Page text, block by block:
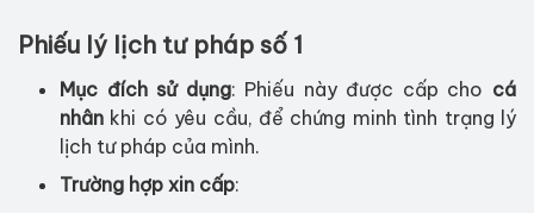
Phiếu lý lịch tư pháp số 1
Mục đích sử dụng: Phiếu này được cấp cho cá
nhân khi có yêu cầu, để chứng minh tình trạng lý
lịch tư pháp của mình.
Trường hợp xin cấp: